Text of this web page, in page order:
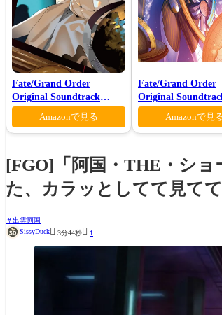
Fate/Grand Order
Original Soundtrack
Ⅶ(初回仕様限定盤)
Amazonで見る
Fate/Grand Order
Original
VI(初回仕様限定
Amazonで見
[FGO]「阿国・THE・シ
た、カラッとしてて見て
出雲阿国
SissyDuck 3分44秒 1